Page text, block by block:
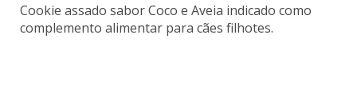
Cookie assado sabor Coco e Aveia indicado como
complemento alimentar para cães filhotes.